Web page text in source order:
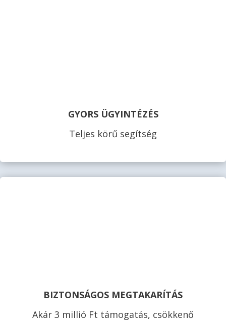
GYORS ÜGYINTÉZÉS
Teljes körű segítség
BIZTONSÁGOS MEGTAKARÍTÁS
Akár 3 millió Ft támogatás, csökkenő